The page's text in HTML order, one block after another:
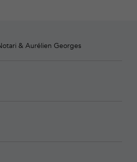
& Aurélien Georges